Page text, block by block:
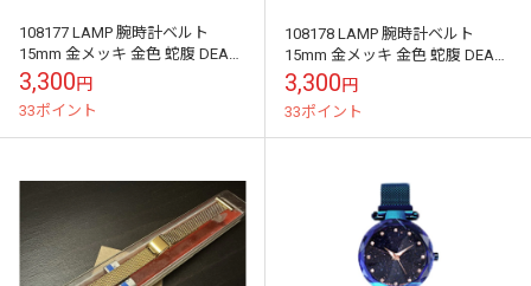
108177 LAMP 腕時計ベルト
15mm 金メッキ 金色 蛇腹 DEAD
STOCK
3,300円
33ポイント
108178 LAMP 腕時計ベルト
15mm 金メッキ 金色 蛇腹 DEAD
STOCK
3,300円
33ポイント